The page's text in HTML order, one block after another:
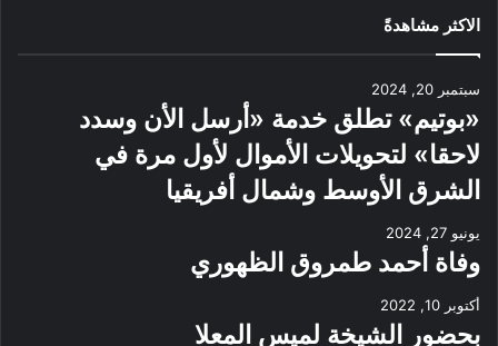
الاكثر مشاهدةً
سبتمبر 20, 2024
«بوتيم» تطلق خدمة «أرسل الأن وسدد
لاحقا» لتحويلات الأموال لأول مرة في
الشرق الأوسط وشمال أفريقيا
يونيو 27, 2024
وفاة أحمد طمروق الظهوري
أكتوبر 10, 2022
بحضور الشيخة لميس المعلا